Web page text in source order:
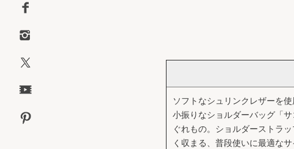
ソフトなシュリンクレザーを
小振りなショルダーバッグ「
ぐれもの。ショルダーストラ
く収まる、普段使いに最適な